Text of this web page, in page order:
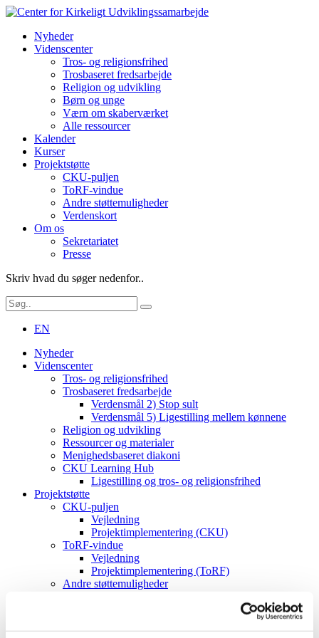
Nyheder
Videnscenter
Tros- og religionsfrihed
Trosbaseret fredsarbejde
Religion og udvikling
Børn og unge
Værn om skaberværket
Alle ressourcer
Kalender
Kurser
Projektstøtte
CKU-puljen
ToRF-vindue
Andre støttemuligheder
Verdenskort
Om os
Sekretariatet
Presse
Skriv hvad du søger nedenfor..
EN
Nyheder
Videnscenter
Tros- og religionsfrihed
Trosbaseret fredsarbejde
Verdensmål 2) Stop sult
Verdensmål 5) Ligestilling mellem kønnene
Religion og udvikling
Ressourcer og materialer
Menighedsbaseret diakoni
CKU Learning Hub
Ligestilling og tros- og religionsfrihed
Projektstøtte
CKU-puljen
Vejledning
Projektimplementering (CKU)
ToRF-vindue
Vejledning
Projektimplementering (ToRF)
Andre støttemuligheder
Værdier og vision